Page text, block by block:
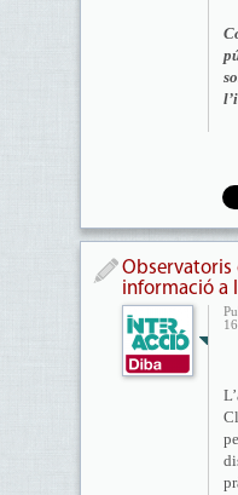
Observatoris
informació a